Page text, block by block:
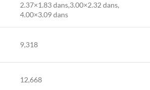
2.37×1.83 dans,3.00×2.32 dans,
4.00×3.09 dans
9,318
12,668